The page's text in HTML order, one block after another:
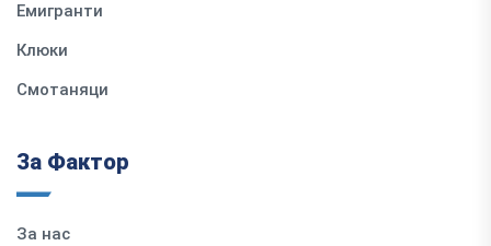
Емигранти
Клюки
Смотаняци
За Фактор
За нас